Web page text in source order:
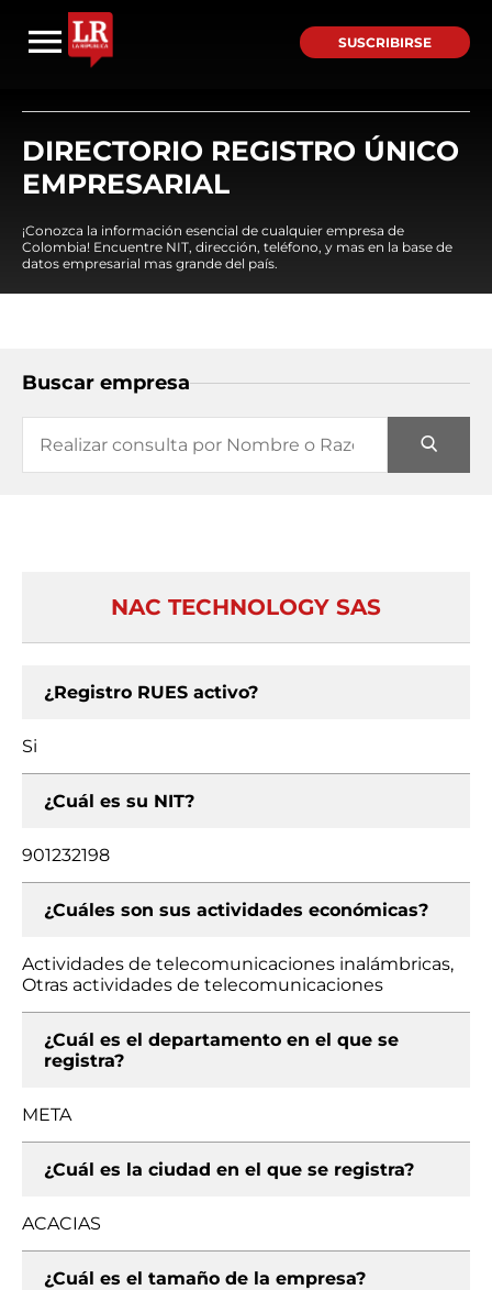
SUSCRIBIRSE
DIRECTORIO REGISTRO ÚNICO
EMPRESARIAL
¡Conozca la información esencial de cualquier empresa de
Colombia! Encuentre NIT, dirección, teléfono, y mas en la base de
datos empresarial mas grande del país.
Buscar empresa
NAC TECHNOLOGY SAS
¿Registro RUES activo?
Si
¿Cuál es su NIT?
901232198
¿Cuáles son sus actividades económicas?
Actividades de telecomunicaciones inalámbricas,
Otras actividades de telecomunicaciones
¿Cuál es el departamento en el que se
registra?
META
¿Cuál es la ciudad en el que se registra?
ACACIAS
¿Cuál es el tamaño de la empresa?